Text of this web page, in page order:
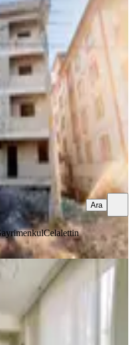
1+1 Daire
Mahallesi
Kat·05.08.2026
Yarpuz
Celalettin
Ara
Yahya Kemalde
Kemal Mahallesi
Kat·